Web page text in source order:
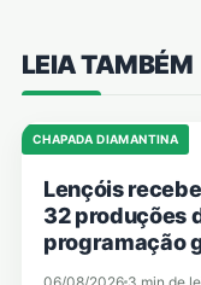
LEIA TAMBÉM
CHAPADA DIAMANTINA
Lençóis
32 produções
programação